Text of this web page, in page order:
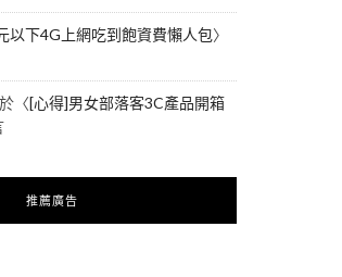
以下4G上網吃到飽資費懶人包〉
〈[心得]男女部落客3C產品開箱
推薦廣告